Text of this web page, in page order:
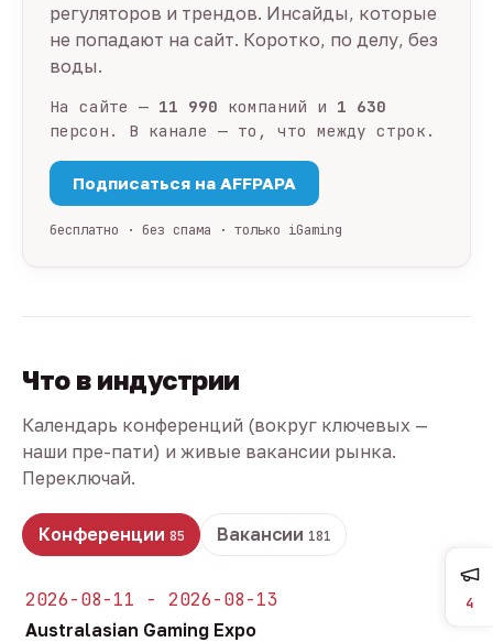
регуляторов и трендов. Инсайды, которые
не попадают на сайт. Коротко, по делу, без
воды.
На сайте — 11 990 компаний и 1 630
персон. В канале — то, что между строк.
Подписаться на AFFPAPA
бесплатно · без спама · только iGaming
Что в индустрии
Календарь конференций (вокруг ключевых —
наши пре-пати) и живые вакансии рынка.
Переключай.
Конференции 85 Вакансии 181
2026-08-11 - 2026-08-13
Australasian Gaming Expo
4